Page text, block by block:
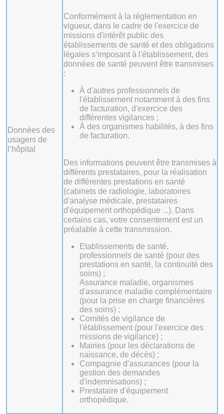
Données des
usagers de
l’hôpital
Conformément à la réglementation en
vigueur, dans le cadre de l'exercice de
missions d'intérêt public des
établissements de santé et des obligations
légales s‘imposant à l'établissement, des
données de santé peuvent être transmises
:
À d'autres professionnels de
l'établissement notamment à des fins
de facturation, d'exercice des
différentes vigilances ;
À des organismes habilités, à des fins
de facturation.
Des informations peuvent être transmises à
différents prestataires, pour la réalisation
de différentes prestations en santé
(cabinets de radiologie, laboratoires
d'analyse médicale, prestataires
d'équipement orthopédique ...). Dans
certains cas, votre consentement est un
préalable à cette transmission.
Etablissements de santé,
professionnels de santé (pour des
prestations en santé, la continuité des
soins) ;
Assurance maladie, organismes
d'assurance maladie complémentaire
(pour la prise en charge financières
des soins) ;
Comités de vigilance de
l'établissement (pour l'exercice des
missions de vigilance) ;
Mairies (pour les déclarations de
naissance, de décès) ;
Compagnie d'assurances (pour la
gestion des demandes
d'indemnisations) ;
Prestataire d'équipement
orthopédique.